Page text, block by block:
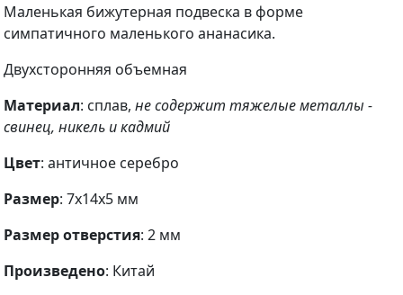
Маленькая бижутерная подвеска в форме
симпатичного маленького ананасика.
Двухсторонняя объемная
Материал: сплав, не содержит тяжелые металлы -
свинец, никель и кадмий
Цвет: античное серебро
Размер: 7x14x5 мм
Размер отверстия: 2 мм
Произведено: Китай